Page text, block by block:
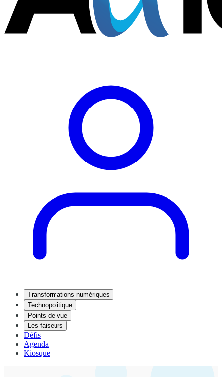
Transformations numériques
Technopolitique
Points de vue
Les faiseurs
Défis
Agenda
Kiosque